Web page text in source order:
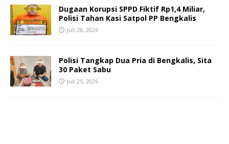
Dugaan Korupsi SPPD Fiktif Rp1,4 Miliar,
Polisi Tahan Kasi Satpol PP Bengkalis
Juli 28, 2026
Polisi Tangkap Dua Pria di Bengkalis, Sita
30 Paket Sabu
Juli 25, 2026